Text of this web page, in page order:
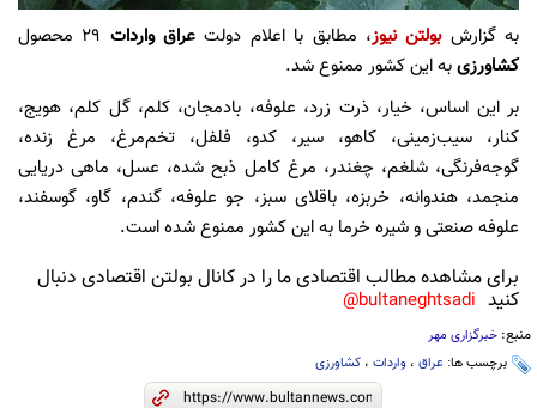
به گزارشبولتن نیوز، مطابق با اعلام دولت عراق واردات
کشاورزیبه این کشور ممنوع شد.
بر این اساس، خیار، ذرت زرد، علوفه، بادمجان، کلم، گل کلم، هویج،
کنار، سیب‌زمینی، کاهو، سیر، کدو، فلفل، تخم‌مرغ، مرغ زنده،
گوجه‌فرنگی، شلغم، چغندر، مرغ کامل ذبح شده، عسل، ماهی دریایی
منجمد، هندوانه، خربزه، باقلای سبز، جو علوفه، گندم، گاو، گوسفند،
علوفه صنعتی و شیره خرما به این کشور ممنوع شده است.
برای مشاهده مطالب اقتصادی ما را در کانال بولتن اقتصادی دنبال
کنید bultaneghtsadi@
منبع: خبرگزاری مهر
برچسب ها: عراق ، واردات ، کشاورزی